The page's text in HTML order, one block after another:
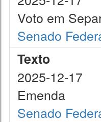
Voto em
Senado
Texto
2025-12-17
Emenda
Senado